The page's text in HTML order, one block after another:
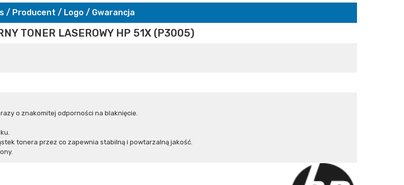
/ Producent / Logo / Gwarancja
TONER LASEROWY HP 51X (P3005)
o znakomitej odporności na blaknięcie.
tonera przez co zapewnia stabilną i powtarzalną jakość.